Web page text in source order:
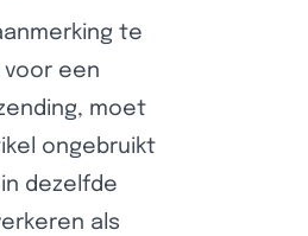
te
voor een
moet
ongebruikt
dezelfde
als